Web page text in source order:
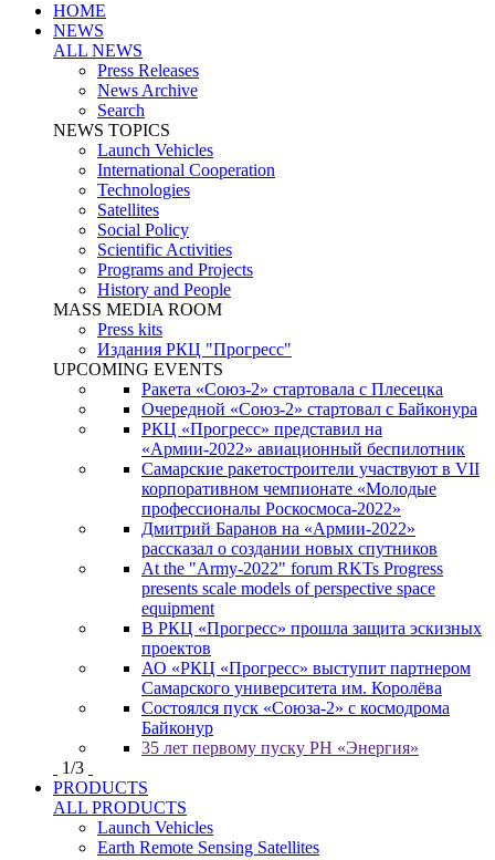
HOME
NEWS
ALL NEWS
Press Releases
News Archive
Search
NEWS TOPICS
Launch Vehicles
International Cooperation
Technologies
Satellites
Social Policy
Scientific Activities
Programs and Projects
History and People
MASS MEDIA ROOM
Press kits
Издания РКЦ "Прогресс"
UPCOMING EVENTS
Ракета «Союз-2» стартовала с Плесецка
Очередной «Союз-2» стартовал с Байконура
РКЦ «Прогресс» представил на
«Армии-2022» авиационный беспилотник
Самарские ракетостроители участвуют в VII
корпоративном чемпионате «Молодые
профессионалы Роскосмоса-2022»
Дмитрий Баранов на «Армии-2022»
рассказал о создании новых спутников
At the "Army-2022" forum RKTs Progress
presents scale models of perspective space
equipment
В РКЦ «Прогресс» прошла защита эскизных
проектов
АО «РКЦ «Прогресс» выступит партнером
Самарского университета им. Королёва
Состоялся пуск «Союза-2» с космодрома
Байконур
35 лет первому пуску РН «Энергия»
1/3
PRODUCTS
ALL PRODUCTS
Launch Vehicles
Earth Remote Sensing Satellites